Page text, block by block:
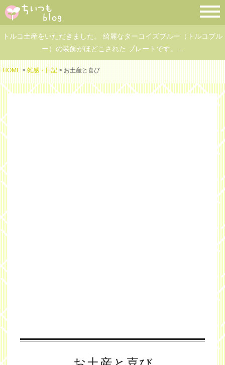
トルコ土産をいただきました。 綺麗なターコイズブルー（トルコブル
ー）の装飾がほどこされた プレートです。...
HOME > 雑感・日記 > お土産と喜び